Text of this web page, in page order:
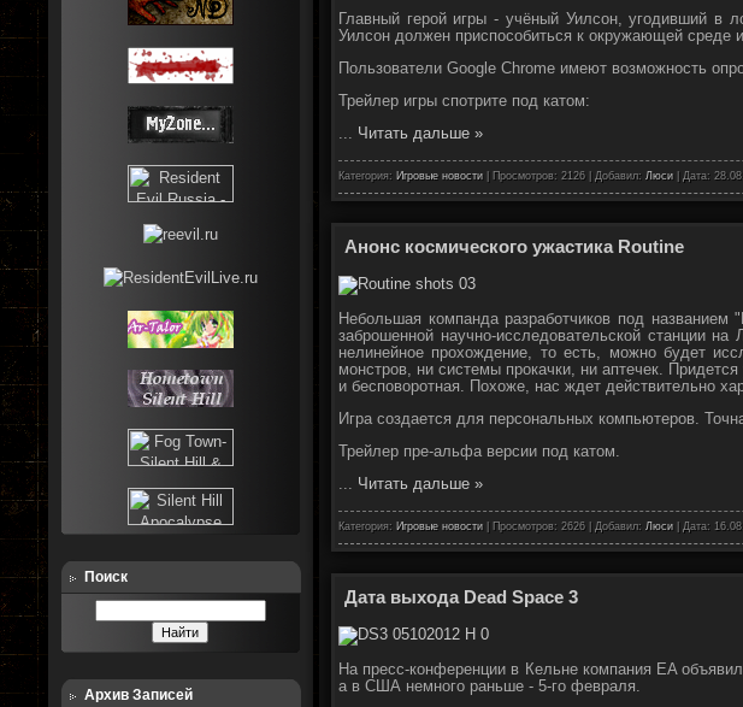
Поиск
Архив Записей
Главный герой игры - учёный Уилсон, угодивший в
Уилсон должен приспособиться к окружающей среде
Пользователи Google Chrome имеют возможность
Трейлер игры спотрите под катом:
Читать дальше »
Категория: Игровые новости| Просмотров: 2126 | Добавил: Люси| Дата:
Анонс космического ужастика Routine
Небольшая компанда разработчиков под названием
заброшенной научно-исследовательской станции
нелинейное прохождение, то есть, можно будет
монстров, ни системы прокачки, ни аптечек.
и бесповоротная. Похоже, нас ждет действительно
Игра создается для персональных компьютеров.
Трейлер пре-альфа версии под катом.
Читать дальше »
Категория: Игровые новости| Просмотров: 2626 | Добавил: Люси| Дата:
Дата выхода Dead Space 3
На пресс-конференции в Кельне компания EA
а в США немного раньше - 5-го февраля.